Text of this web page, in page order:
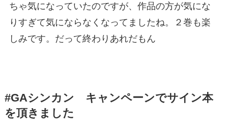
ちゃ気になっていたのですが、作品の方が気にな
りすぎて気にならなくなってましたね。２巻も楽
しみです。だって終わりあれだもん
#GAシンカン キャンペーンでサイン本
を頂きました